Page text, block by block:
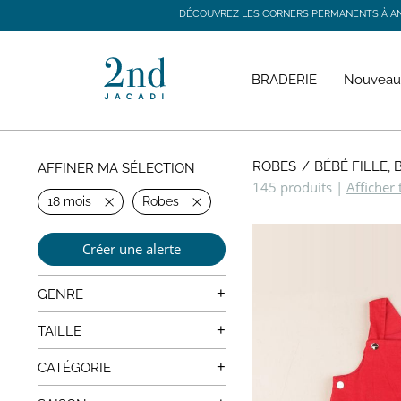
DÉCOUVREZ LES CORNERS PERMANENTS À
BRADERIE
AFFINER MA SÉLECTION
18 mois Robes
Créer une alerte
GENRE +
Mixte
TAILLE +
0 mois
1 mois
CATÉGORIE +
ROBES BÉBÉ FILLE,
145 produits | Afficher